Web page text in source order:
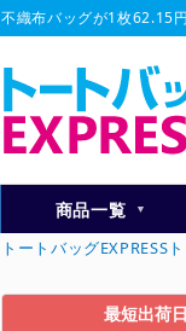
不織布バッグが1枚62.15
商品一覧
トートバッグEXPRESS
最短出荷日